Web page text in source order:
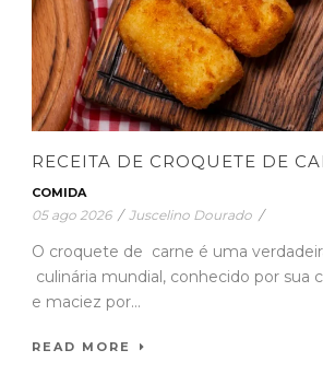
RECEITA DE CROQUETE DE
COMIDA
05 ago 2026 / Juscelino Dourado /
O croquete de carne é uma
culinária mundial, conhecido por sua
e maciez por...
READ MORE